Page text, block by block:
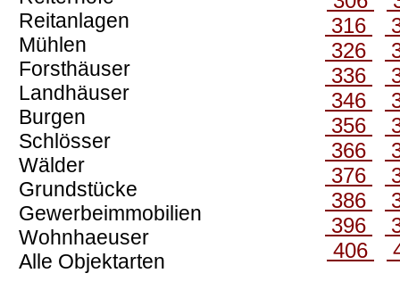
Reitanlagen
Mühlen
Forsthäuser
Landhäuser
Burgen
Schlösser
Wälder
Grundstücke
Gewerbeimmobilien
Wohnhaeuser
Alle Objektarten
316
326
336
346
356
366
376
386
396
406